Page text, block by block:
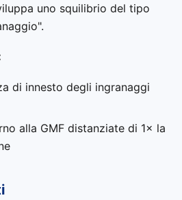
uno squilibrio del tipo
di innesto degli ingranaggi
alla GMF distanziate di 1× la